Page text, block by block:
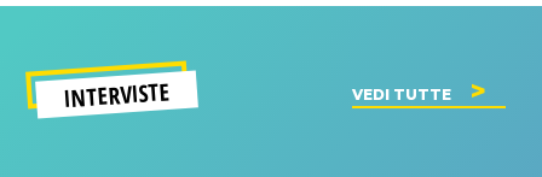
INTERVISTE VEDI TUTTE